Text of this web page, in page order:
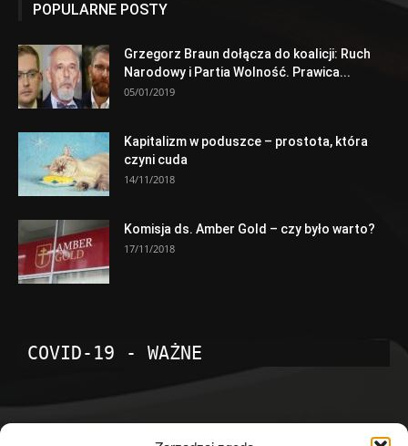
POPULARNE POSTY
Grzegorz Braun dołącza do koalicji: Ruch
Narodowy i Partia Wolność. Prawica...
05/01/2019
Kapitalizm w poduszce – prostota, która
czyni cuda
14/11/2018
Komisja ds. Amber Gold – czy było warto?
17/11/2018
COVID-19 - WAŻNE